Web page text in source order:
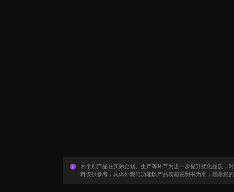
因个别产品在实际企划、生产等环节为进一步提升优化品质，
料仅供参考，具体外观与功能以产品装箱说明书为准，感谢您的